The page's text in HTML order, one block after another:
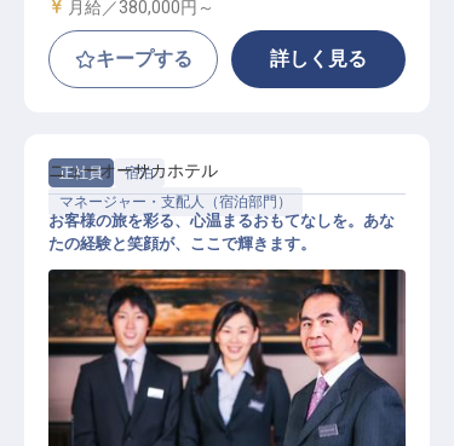
給与
月給／380,000円～
キープする 詳しく見る
正社員
宿泊
マネージャー・支配人（宿泊部門）
ニューオーサカホテル
お客様の旅を彩る、心温まるおもてなしを。あな
たの経験と笑顔が、ここで輝きます。